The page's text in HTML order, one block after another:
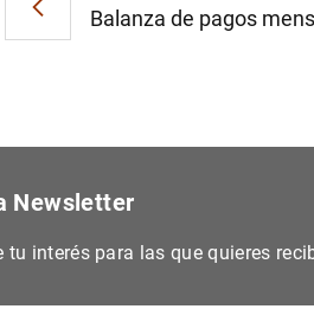
Balanza de pagos
Newsletter
tu interés para las que quieres